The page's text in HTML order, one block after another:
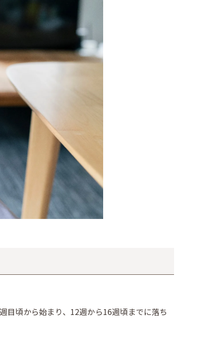
目頃から始まり、12週から16週頃までに落ち